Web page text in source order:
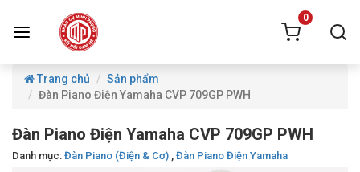
0
Trang chủ
Sản phẩm
Đàn Piano Điện Yamaha CVP 709GP PWH
Đàn Piano Điện Yamaha CVP 709GP PWH
Danh mục: Đàn Piano (Điện & Cơ) , Đàn Piano Điện Yamaha